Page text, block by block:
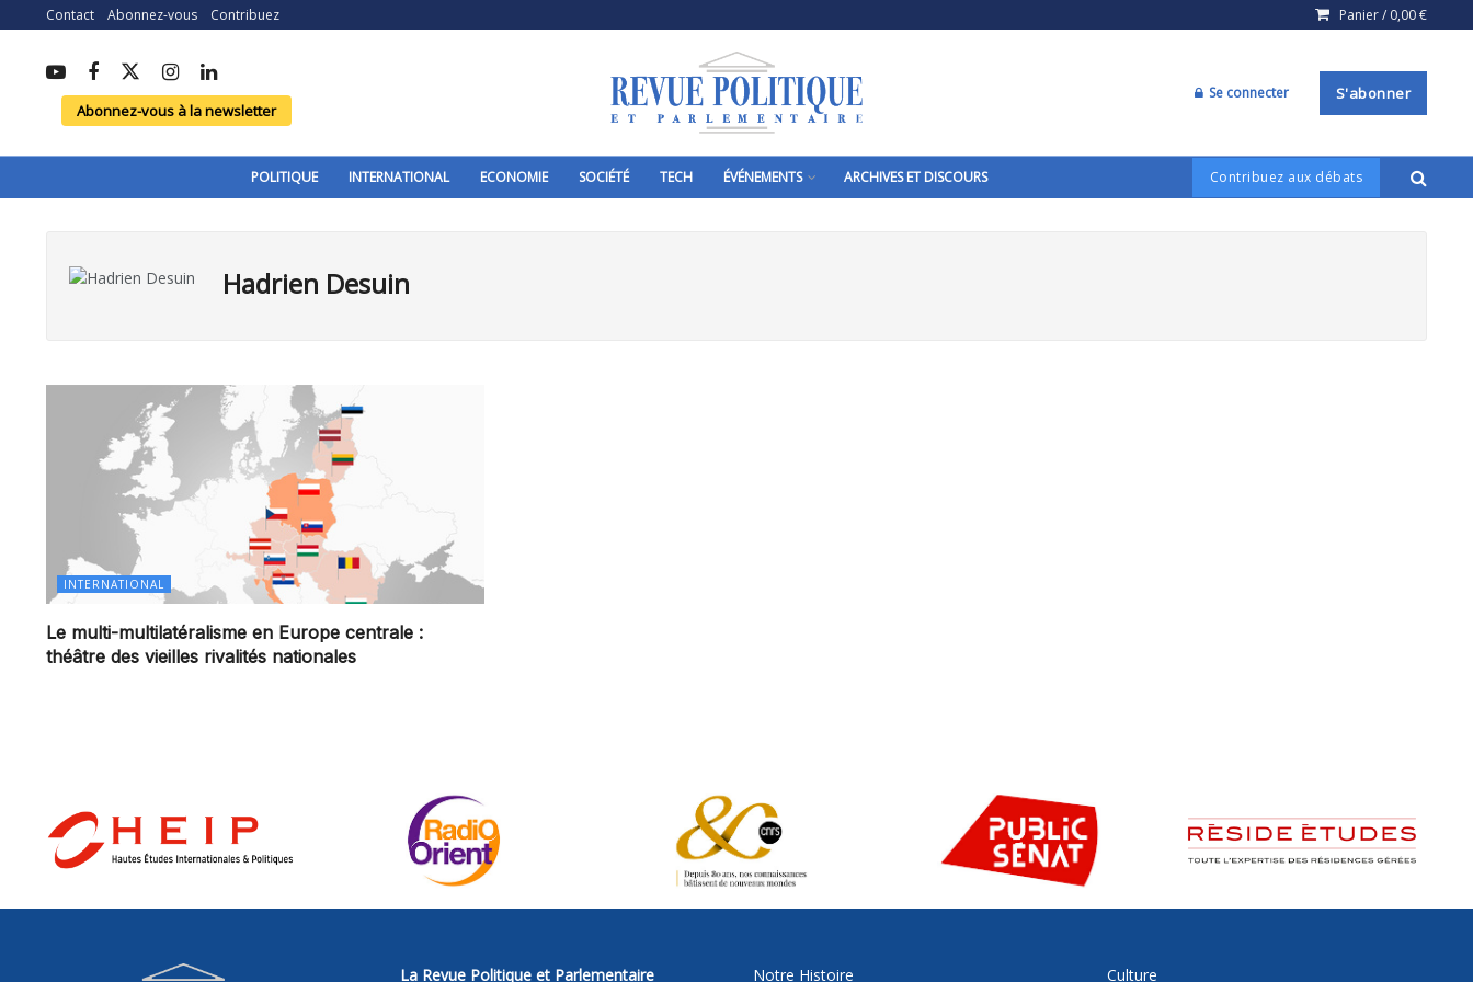
Contact Abonnez-vous Contribuez Panier / 0,00€
Abonnez-vous à la newsletter
Se connecter S'abonner
POLITIQUE INTERNATIONAL ECONOMIE SOCIÉTÉ TECH ÉVÉNEMENTS ARCHIVES ET DISCOURS Contribuez aux débats
Hadrien Desuin
INTERNATIONAL
Le multi-multilatéralisme en Europe centrale :
théâtre des vieilles rivalités nationales
La Revue Politique et Parlementaire Notre Histoire Culture